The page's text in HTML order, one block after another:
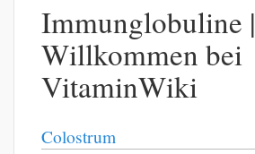
Immunglobuline |
Willkommen bei
VitaminWiki
Colostrum